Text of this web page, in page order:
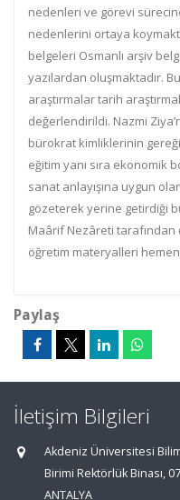
nedenleri ve görevi
nedenlerini ortaya
belgeleri Osmanlı arşiv
yazılardan oluşmaktadır.
araştırmalar tarih
değerlendirildi. Nazmi
bürokrat kimliklerinin
eğitim yanı sıra ekonomik
sanat anlayışına uygun
gözeterek yerine getirdiği
Maârif Nezâreti
öğretim materyalleri
Paylaş
İletişim Bilgileri
Akdeniz Üniversitesi
Birimi Rektörlük Binası,
ANTALYA